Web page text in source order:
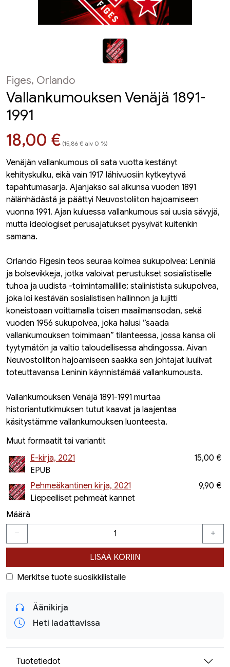
Figes, Orlando
Vallankumouksen Venäjä 1891-
1991
Hinta nyt
18,00 € (15,86 € alv 0 %)
Venäjän vallankumous oli sata vuotta kestänyt
kehityskulku, eikä vain 1917 lähivuosiin kytkeytyvä
tapahtumasarja. Ajanjakso sai alkunsa vuoden 1891
nälänhädästä ja päättyi Neuvostoliiton hajoamiseen
vuonna 1991. Ajan kuluessa vallankumous sai uusia sävyjä,
mutta ideologiset perusajatukset pysyivät kuitenkin
samana.
Orlando Figesin teos seuraa kolmea sukupolvea: Leniniä
ja bolsevikkeja, jotka valoivat perustukset sosialistiselle
tuhoa ja uudista -toimintamallille; stalinistista sukupolvea,
joka loi kestävän sosialistisen hallinnon ja lujitti
koneistoaan voittamalla toisen maailmansodan, sekä
vuoden 1956 sukupolvea, joka halusi ”saada
vallankumouksen toimimaan” tilanteessa, jossa kansa oli
tyytymätön ja valtio taloudellisessa ahdingossa. Aivan
Neuvostoliiton hajoamiseen saakka sen johtajat luulivat
toteuttavansa Leninin käynnistämää vallankumousta.
Vallankumouksen Venäjä 1891-1991 murtaa
historiantutkimuksen tutut kaavat ja laajentaa
käsitystämme vallankumouksen luonteesta.
Muut formaatit tai variantit
E-kirja, 2021
EPUB
15,00 €
Pehmeäkantinen kirja, 2021
Liepeelliset pehmeät kannet
9,90 €
Määrä
LISÄÄ KORIIN
Merkitse tuote suosikkilistalle
Äänikirja
Heti ladattavissa
Tuotetiedot